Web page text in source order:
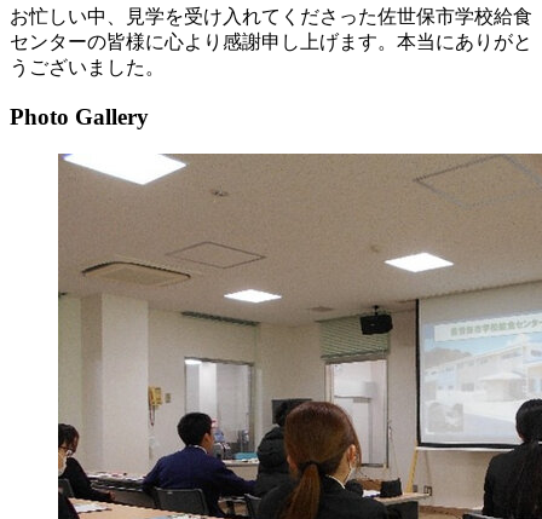
お忙しい中、見学を受け入れてくださった佐世保市学校給食
センターの皆様に心より感謝申し上げます。本当にありがと
うございました。
Photo Gallery